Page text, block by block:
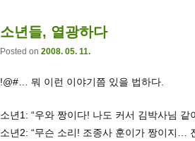
소년들, 열광하다
Posted on 2008. 05. 11.
!@#… 뭐 이런 이야기쯤 있을 법하다.
소년1: “우와 짱이다! 나도 커서 김박사님
소년2: “무슨 소리! 조종사 훈이가 짱이지…